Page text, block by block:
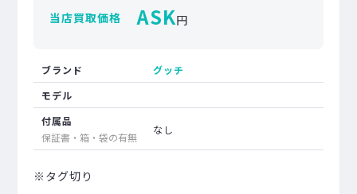
当店買取価格
ASK円
ブランド
グッチ
モデル
付属品
保証書・箱・袋の有無
なし
※タグ切り